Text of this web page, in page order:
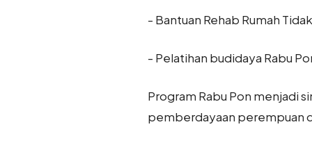
- Bantuan Rehab Rumah
- Pelatihan budidaya Rabu
Program Rabu Pon menjadi
pemberdayaan perempuan